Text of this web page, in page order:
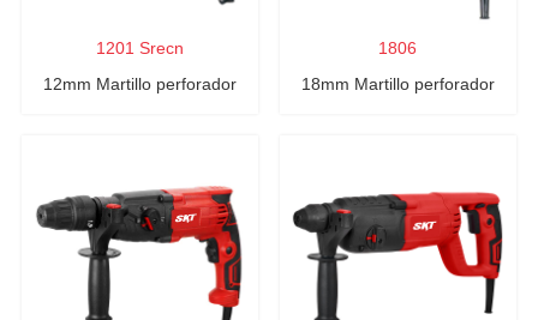
1201 Srecn
12mm Martillo perforador
1806
18mm Martillo perforador